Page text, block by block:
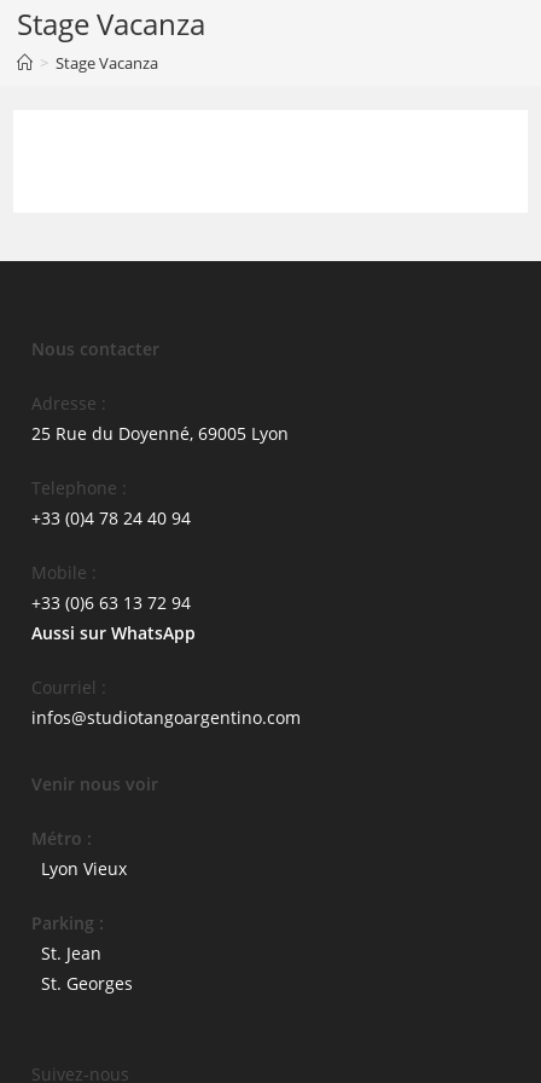
Skip
content
Stage Vacanza
> Stage Vacanza
Nous contacter
Adresse :
25 Rue du Doyenné, 69005 Lyon
Telephone :
+33 (0)4 78 24 40 94
Mobile :
+33 (0)6 63 13 72 94
Aussi sur WhatsApp
Courriel :
infos@studiotangoargentino.com
Venir nous voir
Métro :
Lyon Vieux
Parking :
St. Jean
St. Georges
Suivez-nous